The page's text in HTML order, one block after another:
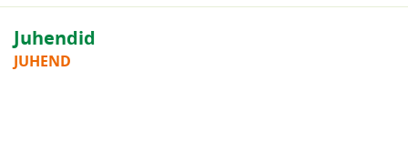
Juhendid
JUHEND